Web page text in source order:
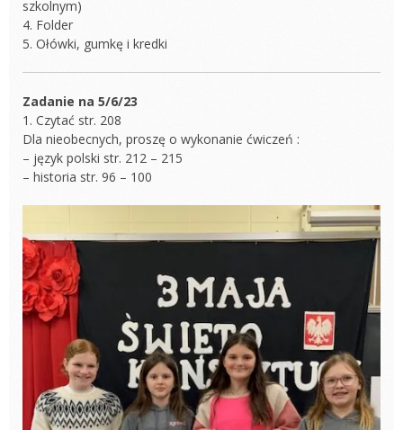
szkolnym)
4. Folder
5. Ołówki, gumkę i kredki
Zadanie na 5/6/23
1. Czytać str. 208
Dla nieobecnych, proszę o wykonanie ćwiczeń :
– język polski str. 212 – 215
– historia str. 96 – 100